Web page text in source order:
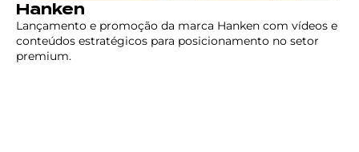
Hanken
Lançamento e promoção da marca Hanken com vídeos e
conteúdos estratégicos para posicionamento no setor
premium.